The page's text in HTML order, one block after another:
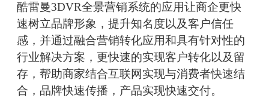
酷雷曼3DVR全景营销系统的应用让商企更快
速树立品牌形象，提升知名度以及客户信任
感，并通过融合营销转化应用和具有针对性的
行业解决方案，更快速的实现客户转化以及留
存，帮助商家结合互联网实现与消费者快速结
合，品牌快速传播，产品实现快速交付。